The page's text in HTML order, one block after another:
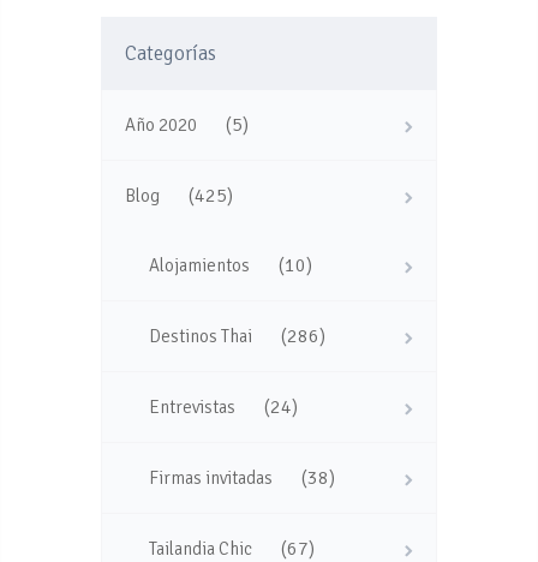
Categorías
Año 2020 (5)
Blog (425)
Alojamientos (10)
Destinos Thai (286)
Entrevistas (24)
Firmas invitadas (38)
Tailandia Chic (67)